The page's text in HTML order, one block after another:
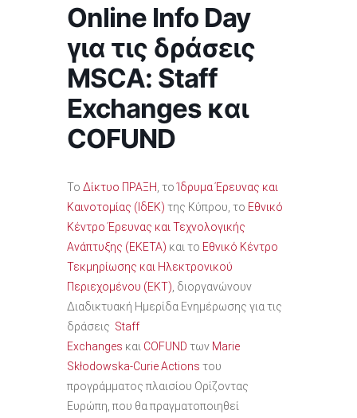
Online Info Day
για τις δράσεις
MSCA: Staff
Exchanges και
COFUND
Το Δίκτυο ΠΡΑΞΗ , τοΊδρυμα Έρευνας και
Καινοτομίας (ΙδΕΚ) της Κύπρου, το Εθνικό
Κέντρο Έρευνας και Τεχνολογικής
Ανάπτυξης (ΕΚΕΤΑ) και το Εθνικό Κέντρο
Τεκμηρίωσης και Ηλεκτρονικού
Περιεχομένου (EKT) , διοργανώνουν
Διαδικτυακή Ημερίδα Ενημέρωσης για τις
δράσεις Staff
Exchanges και COFUND των Marie
Skłodowska-Curie Actions του
προγράμματος πλαισίου Ορίζοντας
Ευρώπη, που θα πραγματοποιηθεί